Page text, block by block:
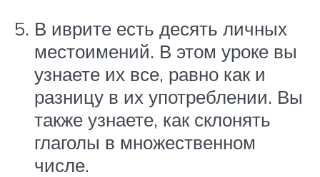
В иврите есть десять личных
местоимений. В этом уроке вы
узнаете их все, равно как и
разницу в их употреблении. Вы
также узнаете, как склонять
глаголы в множественном
числе.